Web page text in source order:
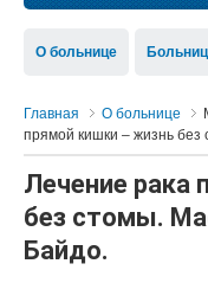
О больнице
Главная О больнице
прямой кишки – жизнь без
Лечение рака
без стомы.
Байдо.